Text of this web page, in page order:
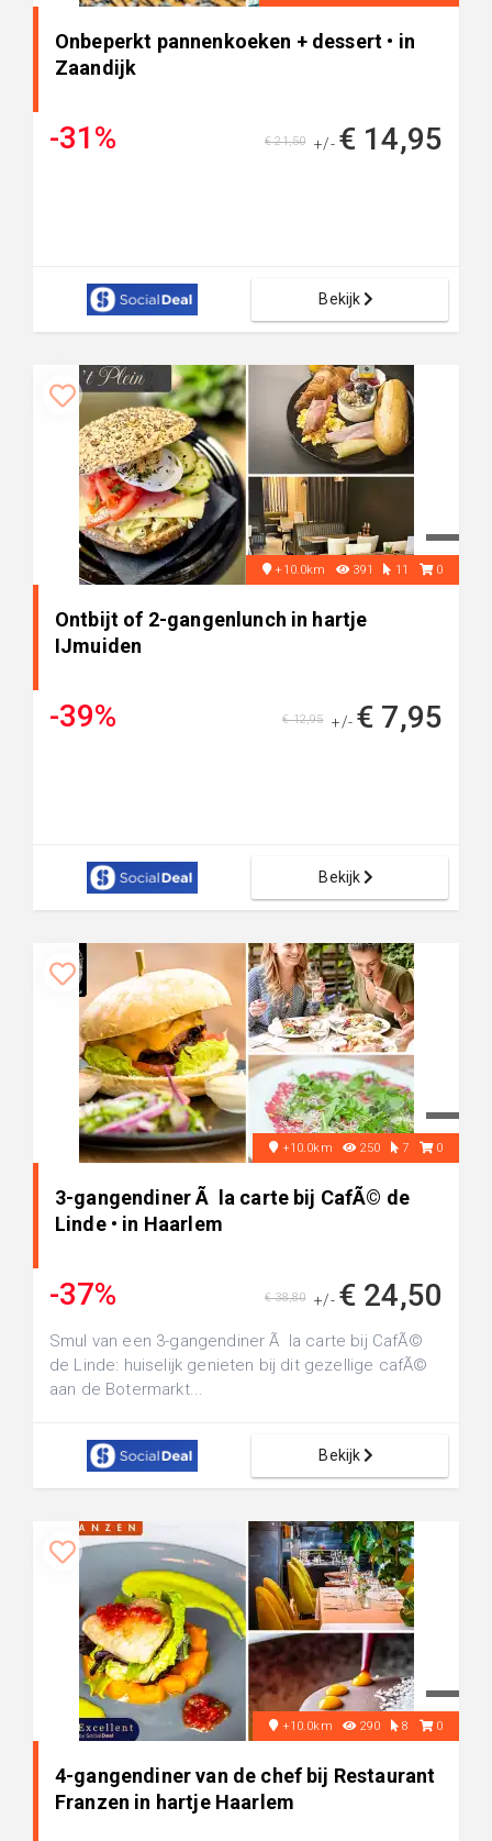
Onbeperkt pannenkoeken + dessert • in
Zaandijk
-31% +/- € 14,95
€ 21,50
Bekijk
+10.0km 391 11 0
Ontbijt of 2-gangenlunch in hartje
IJmuiden
-39% +/- € 7,95
€ 12,95
Bekijk
+10.0km 250 7 0
3-gangendiner Ã la carte bij CafÃ© de
Linde • in Haarlem
-37% +/- € 24,50
€ 38,80
Smul van een 3-gangendiner Ã la carte bij CafÃ©
de Linde: huiselijk genieten bij dit gezellige cafÃ©
aan de Botermarkt...
Bekijk
+10.0km 290 8 0
4-gangendiner van de chef bij Restaurant
Franzen in hartje Haarlem